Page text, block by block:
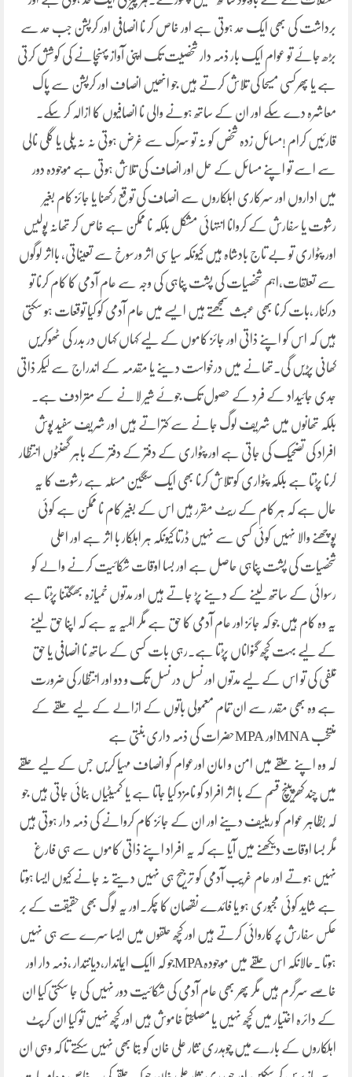
برداشت کی بھی ایک حد ہوتی ہے اور خاص کر نا انصافی اور کرپشن جب حد سے
بڑھ جائے تو عوام ایک بار ذمہ دار شخصیت تک اپنی آواز پہنچانے کی کوشش کرتی
ہے یا پھرکسی مسیحا کی تلاش کرتے ہیں جو انھیں انصاف اور کرپشن سے پاک
معاشرہ دے سکے اور ان کے ساتھ ہونے والی نا انصافیوں کا ازالہ کر سکے۔
قارئیں کرام !مسائل زدہ شخص کو نہ تو سڑک سے غرض ہوتی نہ نہ پلی یا گلی نالی
سے اسے تو اپنے مسائل کے حل اور انصاف کی تلاش ہوتی ہے موجودہ دور
میں اداروں اور سرکاری اہلکاروں سے انصاف کی توقع رکھنا یا جائز کام بغیر
رشوت یا سفارش کے کروانا انتہائی مشکل بلکہ نا ممکن ہے خاص کر تھانہ پولیس
اور پٹواری تو بے تاج بادشاہ ہیں کیونکہ سیاسی اثر ورسوخ سے تعیناتی، بااثر لوگوں
سے تعلقات،اہم شخصیات کی پشت پناہی کی وجہ سے عام آدمی کا کام کرنا تو
درکنار ،بات کرنا بھی عبث سمجھتے ہیں ایسے میں عام آدمی کو کیا توقعات ہو سکتی
ہیں کہ اس کو اپنے ذاتی اور جائز کاموں کے لیے کہاں کہاں در بدر کی ٹھوکریں
کھانی پڑیں گی۔تھانے میں درخواست دینے یا مقدمہ کے اندراج سے لیکر ذاتی
جدی جائیداد کے فرد کے حصول تک جوئے شیر لانے کے مترادف ہے۔
بلکہ تھانوں میں شریف لوگ جانے سے کتراتے ہیں اور شریف سفید پوش
افراد کی تضحیک کی جاتی ہے اور پٹواری کے دفتر کے دفتر کے باہر گھنٹوں انتظار
کرنا پڑتا ہے بلکہ پٹواری کو تلاش کرنا بھی ایک سنگین مسئلہ ہے رشوت کا یہ
حال ہے کہ ہر کام کے ریٹ مقرر ہیں اس کے بغیر کام نا ممکن ہے کوئی
پوچھنے والا نہیں کوئی کسی سے نہیں ڈرتا کیونکہ ہر اہلکار با اثر ہے اور اعلی
شخصیات کی پشت پناہی حاصل ہے اور بسا اوقات شکائیت کرنے والے کو
رسوائی کے ساتھ لینے کے دینے پڑ جاتے ہیں اور مدتوں خمیازہ بھگتنا پڑتا ہے
یہ وہ کام ہیں جو کہ جائز اور عام آدمی کا حق ہے مگر المیہ یہ ہے کہ اپنا حق لینے
کے لیے بہت کچھ گنواناں پڑتا ہے۔رہی بات کسی کے ساتھ نا انصافی یا حق
تلفی کی تو اس کے لیے مدتوں اور نسل در نسل تگ و دو اور انتظار کی ضرورت
ہے وہ بھی مقدر سے ان تمام معمولی باتوں کے ازالے کے لیے حلقے کے
منتخب MNAاور MPAحضرات کی ذمہ داری بنتی ہے
کہ وہ اپنے حلقے میں امن و امان اورعوام کو انصاف مہیا کریں جس کے لیے حلقے
میں چند کھڑپینچ قسم کے با اثر افراد کو نامزد کیا جاتا ہے یا کمیٹیاں بنائی جاتی ہیں جو
کہ بظاہر عوام کو ریلیف دینے اور ان کے جائز کام کروانے کی ذمہ دار ہوتی ہیں
مگر بسا اوقات دیکھنے میں آیا ہے کہ یہ افراد اپنے ذاتی کاموں سے ہی فارغ
نہیں ہوتے اور عام غریب آدمی کو ترجیح ہی نہیں دیتے نہ جانے کیوں ایسا ہوتا
ہے شاید کوئی مجبوری ہو یا فائدے نقصان کا چکر۔اور یہ لوگ بھی حقیقت کے بر
عکس سفارش پر کاروائی کرتے ہیں اور کچھ حلقوں میں ایسا سرے سے ہی نہیں
ہوتا ۔حالانکہ اس حلقے میں موجودہMPAجو کہ اایک ایماندار،دیانتدار ،ذمہ دار اور
خاصے سرگرم ہیں مگر پھر بھی عام آدمی کی شکائیت دور نہیں کی جا سکتی کیا ان
کے دائرہ اختیار میں کچھ نہیں یا مصلحتاً خاموش ہیں اور کچھ نہیں تو کیا ان کرپٹ
اہلکاروں کے بارے میں چوہدری نثار علی خان کو بتا بھی نہیں سکتے تا کہ وہی ان